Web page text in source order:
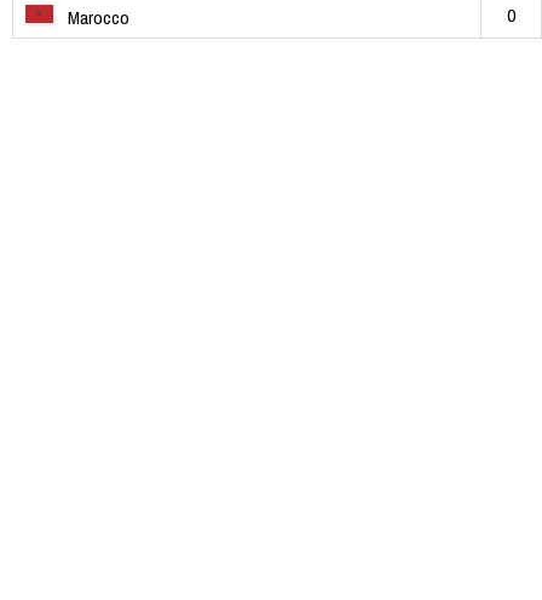
Marocco
0